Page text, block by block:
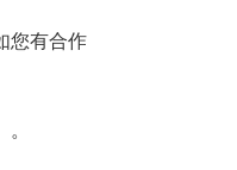
您有合作